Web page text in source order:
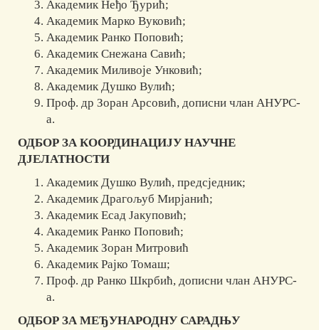
Академик Неђо Ђурић;
Академик Марко Вуковић;
Академик Ранко Поповић;
Академик Снежана Савић;
Академик Миливоје Унковић;
Академик Душко Вулић;
Проф. др Зоран Арсовић, дописни члан АНУРС-
а.
ОДБОР ЗА КООРДИНАЦИЈУ НАУЧНЕ
ДЈЕЛАТНОСТИ
Академик Душко Вулић, предсједник;
Академик Драгољуб Мирјанић;
Академик Есад Јакуповић;
Академик Ранко Поповић;
Академик Зоран Митровић
Академик Рајко Томаш;
Проф. др Ранко Шкрбић, дописни члан АНУРС-
а.
ОДБОР ЗА МЕЂУНАРОДНУ САРАДЊУ